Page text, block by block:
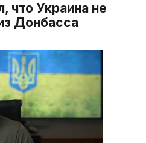
что Украина не
Донбасса